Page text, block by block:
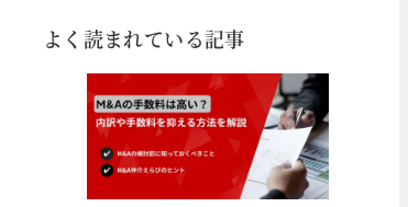
よく読まれている記事